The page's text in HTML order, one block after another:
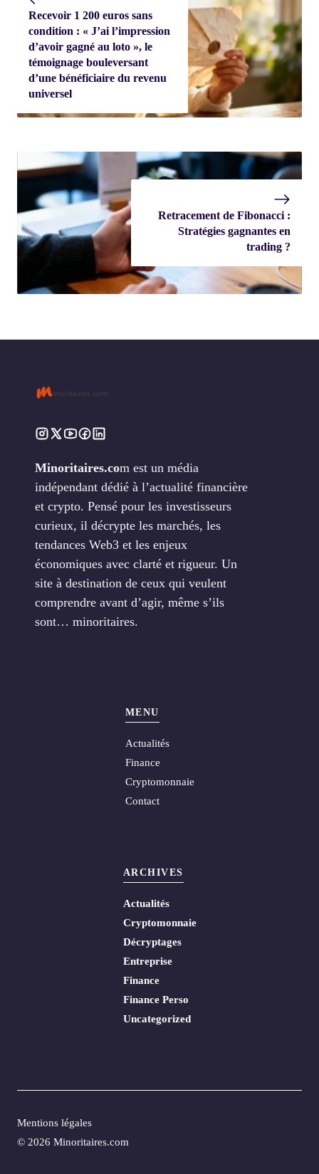
Recevoir 1 200 euros sans
condition : « J’ai l’impression
d’avoir gagné au loto », le
témoignage bouleversant
d’une bénéficiaire du revenu
universel
Retracement de Fibonacci :
Stratégies gagnantes en
trading ?
Minoritaires.com est un média
indépendant dédié à l’actualité financière
et crypto. Pensé pour les investisseurs
curieux, il décrypte les marchés, les
tendances Web3 et les enjeux
économiques avec clarté et rigueur. Un
site à destination de ceux qui veulent
comprendre avant d’agir, même s’ils
sont… minoritaires.
MENU
Actualités
Finance
Cryptomonnaie
Contact
ARCHIVES
Actualités
Cryptomonnaie
Décryptages
Entreprise
Finance
Finance Perso
Uncategorized
© 2026 Minoritaires.com
Mentions légales